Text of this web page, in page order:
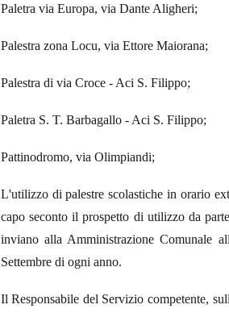
Paletra via Europa, via Dante Aligheri;
Palestra zona Locu, via Ettore Maiorana;
Palestra di via Croce - Aci S. Filippo;
Paletra S. T. Barbagallo - Aci S. Filippo;
Pattinodromo, via Olimpiandi;
L'utilizzo di palestre scolastiche in orario
capo seconto il prospetto di utilizzo da
inviano alla Amministrazione Comunale
Settembre di ogni anno.
Il Responsabile del Servizio competente,